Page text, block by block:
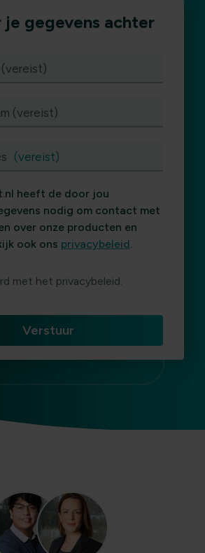
je gegevens achter
(vereist)
(vereist)
(vereist)
heeft de door jou
nodig om contact met
over onze producten en
ook ons privacybeleid.
met het privacybeleid.